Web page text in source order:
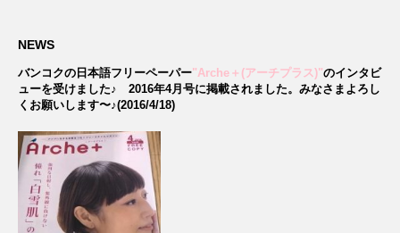
NEWS
バンコクの日本語フリーペーパー"Arche＋(アーチプラス)"のインタビ
ューを受けました♪ 2016年4月号に掲載されました。みなさまよろし
くお願いします〜♪(2016/4/18)